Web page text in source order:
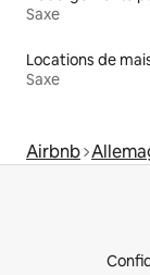
Saxe
Saxe
Airbnb